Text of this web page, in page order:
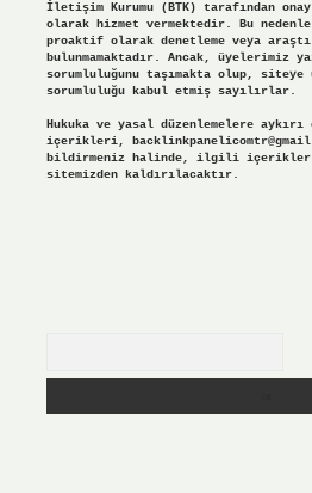
İletişim Kurumu (BTK) tarafından
olarak hizmet vermektedir. Bu
proaktif olarak denetleme veya
bulunmamaktadır. Ancak, üyelerimiz
sorumluluğunu taşımakta olup, siteye
sorumluluğu kabul etmiş sayılırlar.
Hukuka ve yasal düzenlemelere aykırı
içerikleri,
bildirmeniz halinde, ilgili içerikler
sitemizden kaldırılacaktır.